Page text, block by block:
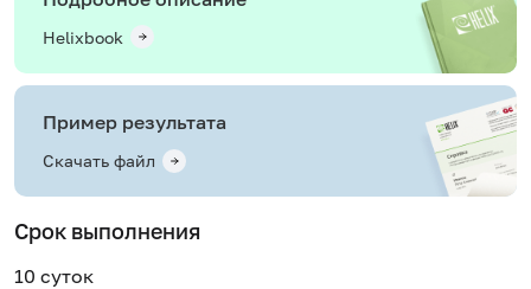
Helixbook
Пример результата
Скачать файл
Срок выполнения
10 суток